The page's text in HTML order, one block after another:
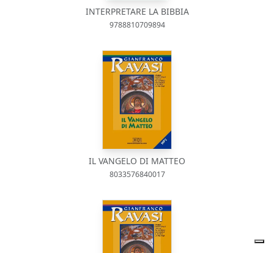
INTERPRETARE LA BIBBIA
9788810709894
IL VANGELO DI MATTEO
8033576840017